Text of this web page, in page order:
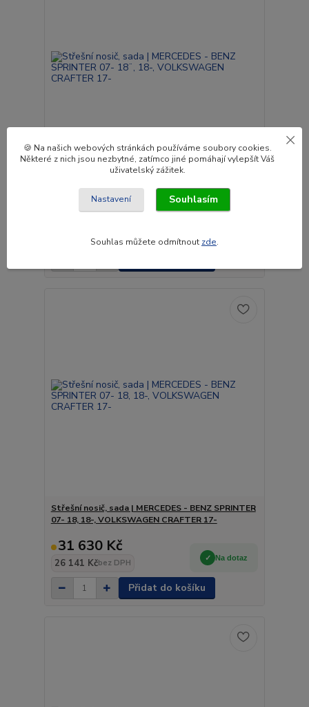
07- 18¨, 18-, VOLKSWAGEN CRAFTER 17-
28 600 Kč
Střešní nosič, sada | MERCEDES - BENZ SPRINTER
07- 18, 18-, VOLKSWAGEN CRAFTER 17-
31 630 Kč
26 141 Kčbez DPH
Na dotaz
Přidat do košíku
🍪 Na našich webových stránkách používáme soubory cookies.
Některé z nich jsou nezbytné, zatímco jiné pomáhají vylepšít Váš
uživatelský zážitek.
Nastavení Souhlasím
Souhlas můžete odmítnout zde.